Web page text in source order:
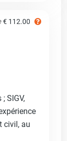
€ 112.00
SIGV,
civil, au